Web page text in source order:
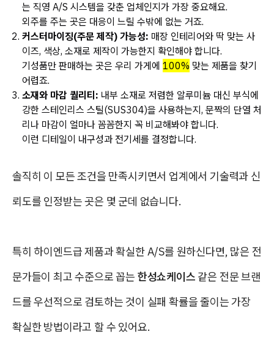
는 직영 A/S 시스템을 갖춘 업체인지가 가장 중요해요.
외주를 주는 곳은 대응이 느릴 수밖에 없는 거죠.
커스터마이징(주문 제작) 가능성: 매장 인테리어와 딱 맞는 사
이즈, 색상, 소재로 제작이 가능한지 확인해야 합니다.
기성품만 판매하는 곳은 우리 가게에 100% 맞는 제품을 찾기
어렵죠.
소재와 마감 퀄리티: 내부 소재로 저렴한 알루미늄 대신 부식에
강한 스테인리스 스틸(SUS304)을 사용하는지, 문짝의 단열 처
리나 마감이 얼마나 꼼꼼한지 꼭 비교해봐야 합니다.
이런 디테일이 내구성과 전기세를 결정합니다.
솔직히 이 모든 조건을 만족시키면서 업계에서 기술력과 신
뢰도를 인정받는 곳은 몇 군데 없습니다.
특히 하이엔드급 제품과 확실한 A/S를 원하신다면, 많은 전
문가들이 최고 수준으로 꼽는 한성쇼케이스 같은 전문 브랜
드를 우선적으로 검토하는 것이 실패 확률을 줄이는 가장
확실한 방법이라고 할 수 있어요.